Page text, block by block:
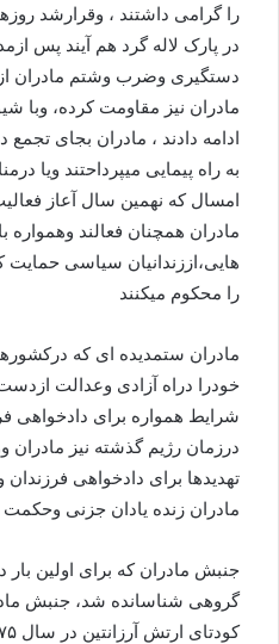
در پارک لاله گرد هم آیند پس
دستگیری وضرب وشتم مادران از
مادران نیز مقاومت کرده، وبا
ادامه دادند ، مادران بجای
به راه پیمایی میپرداحتند ویا
امسال که نهمین سال آعاز
مادران همچنان فعالند وهمواره
هایی،اززندانیان سیاسی
را محکوم میکنند
مادران ستمدیده ای که
خودرا دراه آزادی وعدالت
شرایط همواره برای دادخواهی
درزمان رژیم گذشته نیز مادران
تهدیدها برای دادخواهی
مادران زنده یادان جزنی وحکمت
جنبش مادران که برای اولین
گروهی شناسانده شد، جنبش